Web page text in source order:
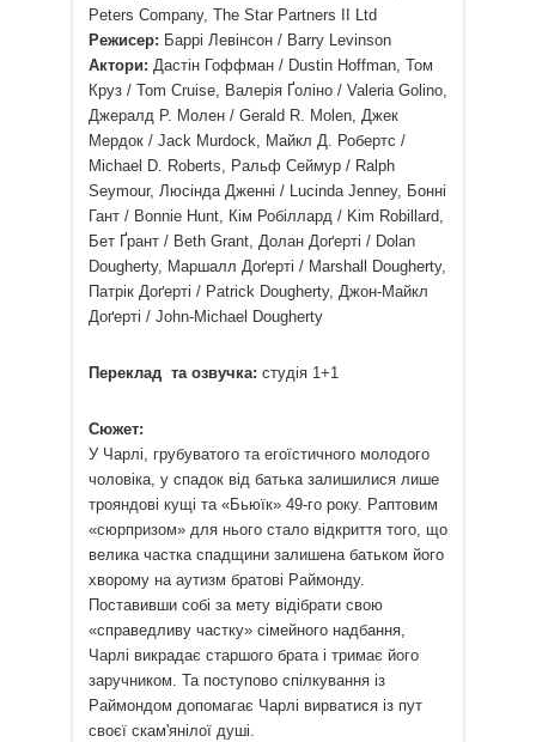
Peters Company, The Star Partners II Ltd
Режисер: Баррі Левінсон / Barry Levinson
Актори: Дастiн Гоффман / Dustin Hoffman, Том
Круз / Tom Cruise, Валерія Ґоліно / Valeria Golino,
Джералд Р. Молен / Gerald R. Molen, Джек
Мердок / Jack Murdock, Майкл Д. Робертс /
Michael D. Roberts, Ральф Сеймур / Ralph
Seymour, Люсінда Дженні / Lucinda Jenney, Бонні
Гант / Bonnie Hunt, Кім Робіллард / Kim Robillard,
Бет Ґрант / Beth Grant, Долан Доґерті / Dolan
Dougherty, Маршалл Доґерті / Marshall Dougherty,
Патрік Доґерті / Patrick Dougherty, Джон-Майкл
Доґерті / John-Michael Dougherty
Переклад та озвучка: студія 1+1
Сюжет:
У Чарлі, грубуватого та егоїстичного молодого
чоловіка, у спадок від батька залишилися лише
трояндові кущі та «Бьюїк» 49-го року. Раптовим
«сюрпризом» для нього стало відкриття того, що
велика частка спадщини залишена батьком його
хворому на аутизм братові Раймонду.
Поставивши собі за мету відібрати свою
«справедливу частку» сімейного надбання,
Чарлі викрадає старшого брата і тримає його
заручником. Та поступово спілкування із
Раймондом допомагає Чарлі вирватися із пут
своєї скам'янілої душі.